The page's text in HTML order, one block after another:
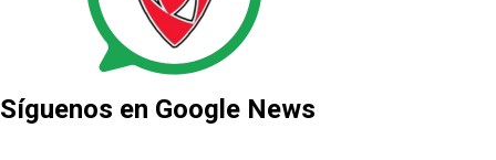
Síguenos en Google News